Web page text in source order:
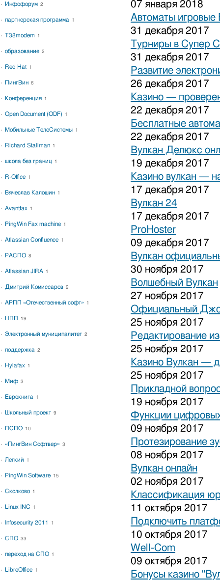
07 января 2018
Автоматы игровые
31 декабря 2017
Турниры в Супер
31 декабря 2017
Развитие
26 декабря 2017
Казино —
22 декабря 2017
Бесплатные
22 декабря 2017
Вулкан Делюкс
19 декабря 2017
Казино вулкан —
17 декабря 2017
Вулкан 24
17 декабря 2017
ProHoster
09 декабря 2017
Вулкан
30 ноября 2017
Волшебный Вулкан
27 ноября 2017
Официальный
25 ноября 2017
Редактирование
25 ноября 2017
Казино Вулкан —
25 ноября 2017
Прикладной
19 ноября 2017
Функции
09 ноября 2017
Протезирование
08 ноября 2017
Вулкан онлайн
02 ноября 2017
Классификация
11 октября 2017
Подключить
10 октября 2017
Well-Com
09 октября 2017
Бонусы казино
Инфофорум 2
партнерская программа 1
T38modem 1
образование 2
Red Hat 1
ПингВин 6
Конференция 1
Open Document (ODF) 1
Мобильные ТелеСистемы 1
Richard Stallman 1
школа без границ 1
R-Office 1
Вячеслав Калошин 1
Avantfax 1
PingWin Fax machine 1
Atlassian Confluence 1
РАСПО 8
Atlassian JIRA 1
Дмитрий Комиссаров 9
АРПП «Отечественный софт» 1
НПП 19
Электронный муниципалитет 2
поддержка 2
Hylafax 1
Миф 3
Еврокнига 1
Школьный проект 9
ПСПО 10
«ПингВин Софтвер» 3
Легкий 1
PingWin Software 15
Сколково 1
Linux INC 1
Infosecurity 2011 1
СПО 33
переход на СПО 1
LibreOffice 1